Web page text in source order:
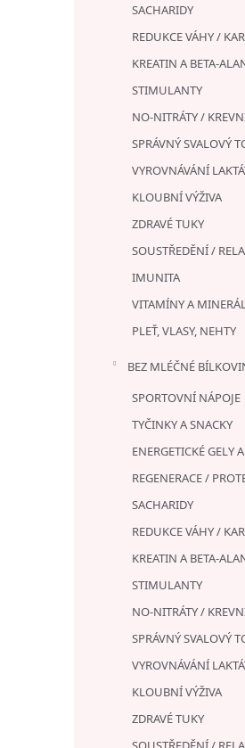
SACHARIDY
REDUKCE VÁHY /
KREATIN A BETA-
STIMULANTY
NO-NITRÁTY /
SPRÁVNÝ SVALOVÝ
VYROVNÁVÁNÍ
KLOUBNÍ VÝŽIVA
ZDRAVÉ TUKY
SOUSTŘEDĚNÍ /
IMUNITA
VITAMÍNY A
PLEŤ, VLASY, NEHTY
BEZ MLÉČNÉ
SPORTOVNÍ NÁPOJE
TYČINKY A SNACKY
ENERGETICKÉ GELY
REGENERACE /
SACHARIDY
REDUKCE VÁHY /
KREATIN A BETA-
STIMULANTY
NO-NITRÁTY /
SPRÁVNÝ SVALOVÝ
VYROVNÁVÁNÍ
KLOUBNÍ VÝŽIVA
ZDRAVÉ TUKY